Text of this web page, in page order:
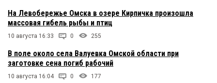
На Левобережье Омска в озере Кирпичка произошла
массовая гибель рыбы и птиц
10 августа 16:33 0 255
В поле около села Валуевка Омской области при
заготовке сена погиб рабочий
10 августа 16:04 0 177